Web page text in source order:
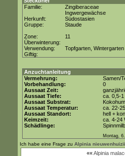
Familie:
Zingiberaceae
Ingwergewächse
Herkunft:
Südostasien
Gruppe:
Staude
Zone:
11
Überwinterung:
Verwendung:
Topfgarten, Wintergarten
Giftig:
Anzuchtanleitung
Vermehrung:
Samen/
Vorbehandlung:
0
Aussaat Zeit:
Aussaat Tiefe:
ca. 0,5-1
Aussaat Substrat:
Aussaat Temperatur:
ca. 22-
Aussaat Standort:
hell +
Keimzeit:
ca. 4-24
Schädlinge:
Montag,
Ich habe eine Frage zu Alpinia nieuwenhuizii
««Alpinia